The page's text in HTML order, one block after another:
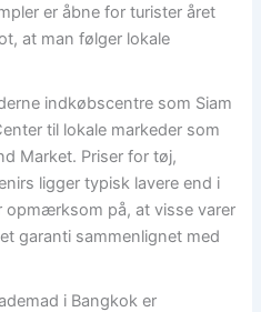
er åbne for turister året
at man følger lokale
indkøbscentre som Siam
til lokale markeder som
Market. Priser for tøj,
ligger typisk lavere end i
opmærksom på, at visse varer
garanti sammenlignet med
i Bangkok er